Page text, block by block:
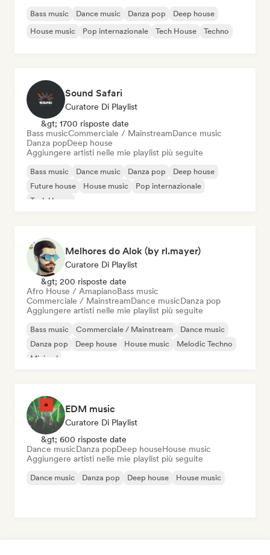
Bass music Dance music Danza pop
Deep house
House music
Pop internazionale Tech House Techno
Sound Safari
Curatore Di Playlist
&gt; 1700 risposte date
Bass musicCommerciale / MainstreamDance music
Danza popDeep house
Aggiungere artisti nelle mie playlist più seguite
Bass music Dance music Danza pop
Deep house
Future house
House music
Pop internazionale
Tech House
Melhores do Alok (by rl.mayer)
Curatore Di Playlist
&gt; 200 risposte date
Afro House / AmapianoBass music
Commerciale / MainstreamDance musicDanza pop
Aggiungere artisti nelle mie playlist più seguite
Bass music Commerciale / Mainstream
Dance music
Danza pop
Deep house House music
Melodic Techno
Minimal
EDM music
Curatore Di Playlist
&gt; 600 risposte date
Dance musicDanza popDeep houseHouse music
Aggiungere artisti nelle mie playlist più seguite
Dance music Danza pop Deep house House music